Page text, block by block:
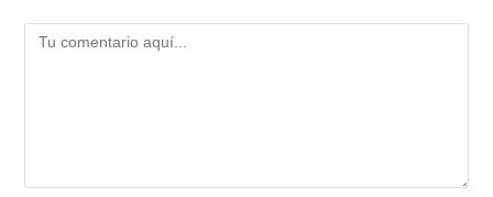
Comentario